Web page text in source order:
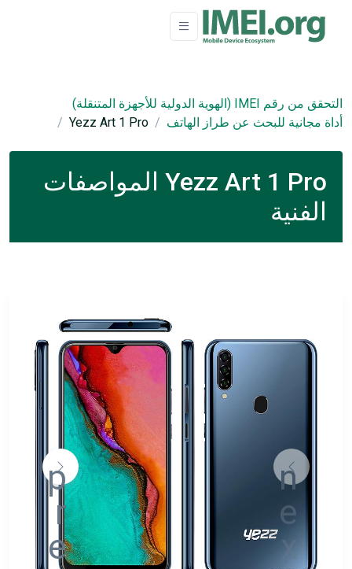
التحقق من رقم IMEI (الهوية الدولية للأجهزة المتنقلة)
أداة مجانية للبحث عن طراز الهاتف
Yezz Art 1 Pro
Yezz Art 1 Pro المواصفات
الفنية